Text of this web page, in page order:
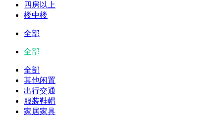
四房以上
楼中楼
全部
全部
全部
其他闲置
出行交通
服装鞋帽
家居家具